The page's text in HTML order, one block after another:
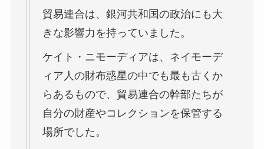
貿易連合は、銀河共和国の政治にも大
きな影響力を持っていました。
ケイト・ニモーディアは、ネイモーデ
ィア人の財布惑星の中でも最も古くか
らあるもので、貿易連合の幹部たちが
自分の財産やコレクションを保管する
場所でした。